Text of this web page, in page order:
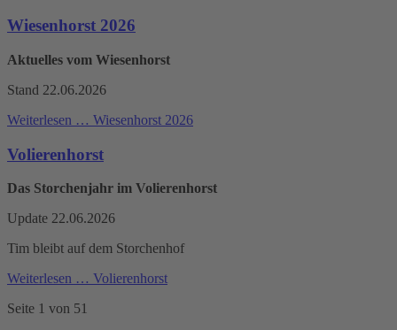
Wiesenhorst 2026
Aktuelles vom Wiesenhorst
Stand 22.06.2026
Weiterlesen … Wiesenhorst 2026
Volierenhorst
Das Storchenjahr im Volierenhorst
Update 22.06.2026
Tim bleibt auf dem Storchenhof
Weiterlesen … Volierenhorst
Seite 1 von 51